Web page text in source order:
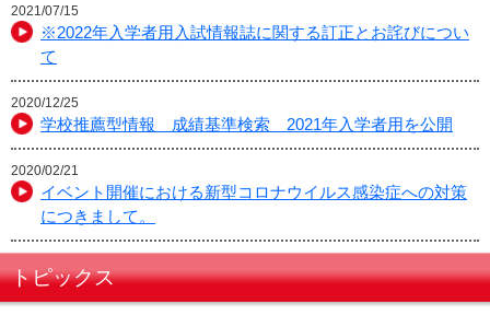
2021/07/15
※2022年入学者用入試情報誌に関する訂正とお詫びについ
て
2020/12/25
学校推薦型情報 成績基準検索 2021年入学者用を公開
2020/02/21
イベント開催における新型コロナウイルス感染症への対策
につきまして。
トピックス